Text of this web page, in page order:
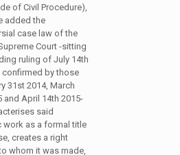
of Civil Procedure),
added the
case law of the
Court -sitting
ruling of July 14th
confirmed by those
31st 2014, March
and April 14th 2015-
said
work as a formal title
creates a right
whom it was made,